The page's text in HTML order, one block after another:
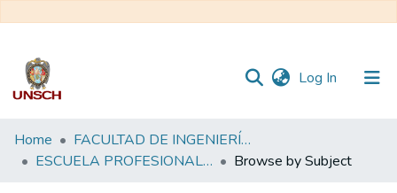
Log In (current)
Communities
&
Home
FACULTAD DE INGENIERÍA QUÍMICA Y METALURGIA
ESCUELA PROFESIONAL DE INGENIERÍA AGROINDUSTRIAL - TESIS
Browse by Subject